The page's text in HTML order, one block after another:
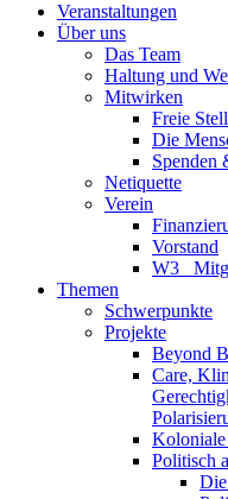
Veranstaltungen
Über uns
Das Team
Haltung und
Mitwirken
Freie
Die
Spenden
Netiquette
Verein
Vorstand
W3_
Themen
Schwerpunkte
Projekte
Beyond
Care,
Koloniale
Politisch